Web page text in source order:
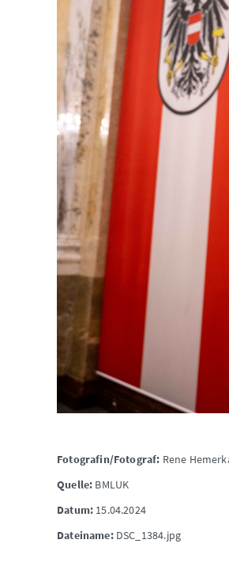
Fotografin/Fotograf: Rene
Quelle: BMLUK
Datum: 15.04.2024
Dateiname:DSC_1384.jpg